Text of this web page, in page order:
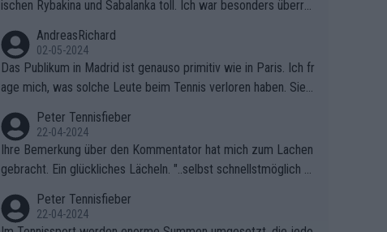
ischen Rybakina und Sabalanka toll. Ich war besonders überras
AndreasRichard
02-05-2024
Das Publikum in Madrid ist genauso primitiv wie in Paris. Ich fr
age mich, was solche Leute beim Tennis verloren haben. Sie s
ben.
Peter Tennisfieber
22-04-2024
Ihre Bemerkung über den Kommentator hat mich zum Lachen
gebracht. Ein glückliches Lächeln. "..selbst schnellstmöglich na
Peter Tennisfieber
22-04-2024